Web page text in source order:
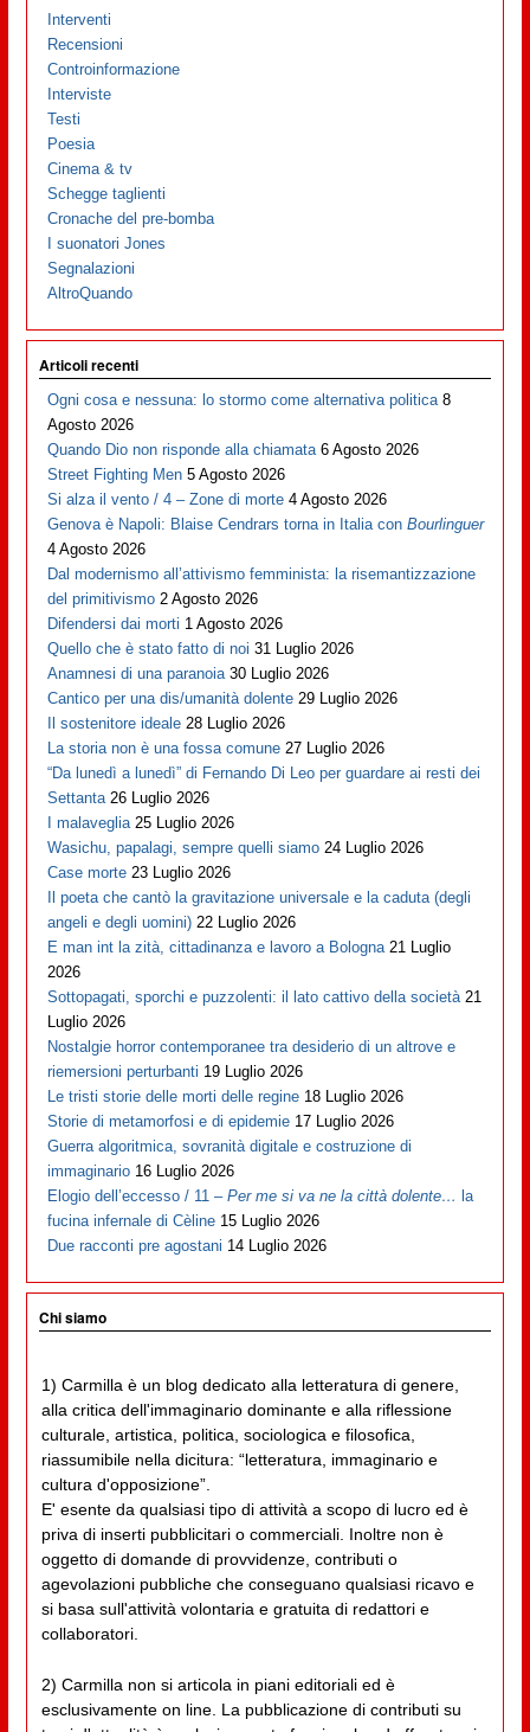
Interventi
Recensioni
Controinformazione
Interviste
Testi
Poesia
Cinema & tv
Schegge taglienti
Cronache del pre-bomba
I suonatori Jones
Segnalazioni
AltroQuando
Articoli recenti
Ogni cosa e nessuna: lo stormo come alternativa politica 8
Agosto 2026
Quando Dio non risponde alla chiamata 6 Agosto 2026
Street Fighting Men 5 Agosto 2026
Si alza il vento / 4 – Zone di morte 4 Agosto 2026
Genova è Napoli: Blaise Cendrars torna in Italia conBourlinguer
4 Agosto 2026
Dal modernismo all’attivismo femminista: la risemantizzazione
del primitivismo 2 Agosto 2026
Difendersi dai morti 1 Agosto 2026
Quello che è stato fatto di noi 31 Luglio 2026
Anamnesi di una paranoia 30 Luglio 2026
Cantico per una dis/umanità dolente 29 Luglio 2026
Il sostenitore ideale 28 Luglio 2026
La storia non è una fossa comune 27 Luglio 2026
“Da lunedì a lunedì” di Fernando Di Leo per guardare ai resti dei
Settanta 26 Luglio 2026
I malaveglia 25 Luglio 2026
Wasichu, papalagi, sempre quelli siamo 24 Luglio 2026
Case morte 23 Luglio 2026
Il poeta che cantò la gravitazione universale e la caduta (degli
angeli e degli uomini) 22 Luglio 2026
E man int la zità, cittadinanza e lavoro a Bologna 21 Luglio
2026
Sottopagati, sporchi e puzzolenti: il lato cattivo della società 21
Luglio 2026
Nostalgie horror contemporanee tra desiderio di un altrove e
riemersioni perturbanti 19 Luglio 2026
Le tristi storie delle morti delle regine 18 Luglio 2026
Storie di metamorfosi e di epidemie 17 Luglio 2026
Guerra algoritmica, sovranità digitale e costruzione di
immaginario 16 Luglio 2026
Elogio dell’eccesso / 11 –Per me si va ne la città dolente… la
fucina infernale di Cèline 15 Luglio 2026
Due racconti pre agostani 14 Luglio 2026
Chi siamo
1) Carmilla è un blog dedicato alla letteratura di genere,
alla critica dell'immaginario dominante e alla riflessione
culturale, artistica, politica, sociologica e filosofica,
riassumibile nella dicitura: “letteratura, immaginario e
cultura d'opposizione”.
E' esente da qualsiasi tipo di attività a scopo di lucro ed è
priva di inserti pubblicitari o commerciali. Inoltre non è
oggetto di domande di provvidenze, contributi o
agevolazioni pubbliche che conseguano qualsiasi ricavo e
si basa sull'attività volontaria e gratuita di redattori e
collaboratori.
2) Carmilla non si articola in piani editoriali ed è
esclusivamente on line. La pubblicazione di contributi su